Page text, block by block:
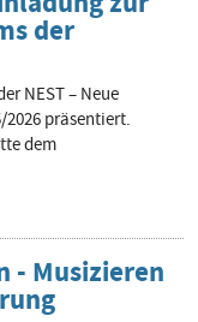
der
NEST – Neue
präsentiert.
dem
- Musizieren